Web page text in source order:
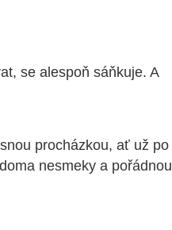
se alespoň sáňkuje. A
procházkou, ať už po
nesmeky a pořádnou